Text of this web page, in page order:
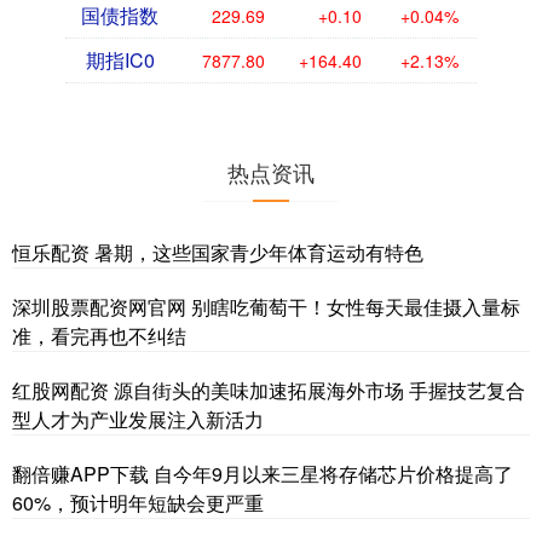
国债指数 229.69 +0.10 +0.04%
期指IC0 7877.80 +164.40 +2.13%
热点资讯
恒乐配资 暑期，这些国家青少年体育运动有特色
深圳股票配资网官网 别瞎吃葡萄干！女性每天最佳摄入量标
准，看完再也不纠结
红股网配资 源自街头的美味加速拓展海外市场 手握技艺复合
型人才为产业发展注入新活力
翻倍赚APP下载 自今年9月以来三星将存储芯片价格提高了
60%，预计明年短缺会更严重